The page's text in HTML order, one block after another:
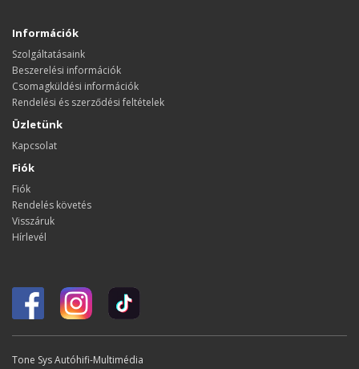
Információk
Szolgáltatásaink
Beszerelési információk
Csomagküldési információk
Rendelési és szerződési feltételek
Üzletünk
Kapcsolat
Fiók
Fiók
Rendelés követés
Visszáruk
Hírlevél
Tone Sys Autóhifi-Multimédia